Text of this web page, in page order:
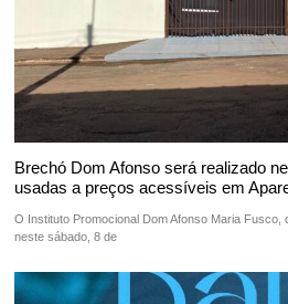
Brechó Dom Afonso será realizado
usadas a preços acessíveis em
O Instituto Promocional Dom Afonso Maria Fusco,
neste sábado, 8 de